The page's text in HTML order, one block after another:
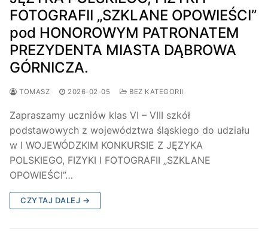
FOTOGRAFII „SZKLANE OPOWIEŚCI”
pod HONOROWYM PATRONATEM
PREZYDENTA MIASTA DĄBROWA
GÓRNICZA.
TOMASZ 2026-02-05 BEZ KATEGORII
Zapraszamy uczniów klas VI – VIII szkół
podstawowych z województwa śląskiego do udziału
w I WOJEWÓDZKIM KONKURSIE Z JĘZYKA
POLSKIEGO, FIZYKI I FOTOGRAFII „SZKLANE
OPOWIEŚCI”…
CZYTAJ DALEJ →